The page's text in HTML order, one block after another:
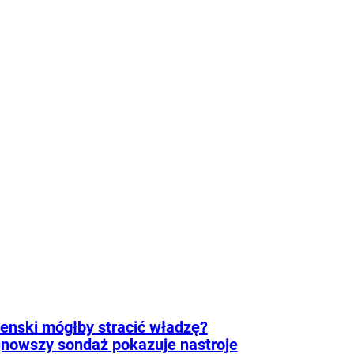
mógłby stracić władzę?
sondaż pokazuje nastroje